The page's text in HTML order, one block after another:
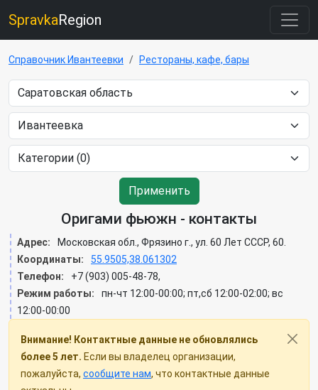
SpravkaRegion
Справочник Ивантеевки Рестораны, кафе, бары
Применить
Оригами фьюжн - контакты
Адрес:
Московская обл., Фрязино г., ул. 60 Лет СССР, 60.
Координаты:
55.9505,38.061302
Телефон:
+7 (903) 005-48-78,
Режим работы:
пн-чт 12:00-00:00; пт,сб 12:00-02:00; вс
12:00-00:00
Внимание! Контактные данные не обновлялись
более 5 лет. Если вы владелец организации,
пожалуйста, сообщите нам, что контактные данные